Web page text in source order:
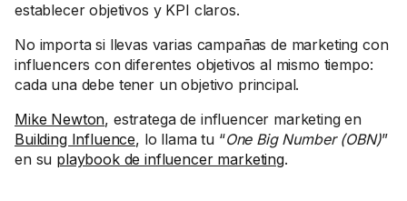
establecer objetivos y KPI claros.
No importa si llevas varias campañas de marketing con
influencers con diferentes objetivos al mismo tiempo:
cada una debe tener un objetivo principal.
Mike Newton, estratega de influencer marketing en
Building Influence, lo llama tu “One Big Number (OBN)”
en su playbook de influencer marketing.